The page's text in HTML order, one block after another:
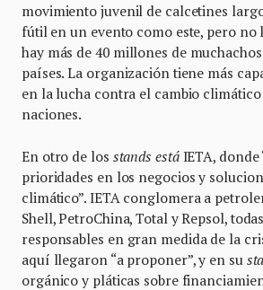
movimiento juvenil de calcetines
fútil en un evento como este, pero no
hay más de 40 millones de
países. La organización tiene más
en la lucha contra el cambio climático
naciones.
En otro de los stands estáIETA, donde
prioridades en los negocios y
climático”. IETA conglomera a
Shell, PetroChina, Total y Repsol,
responsables en gran medida de la
aquí llegaron “a proponer”, y en su
orgánico y pláticas sobre